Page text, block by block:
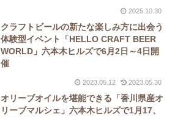
2025.10.30
クラフトビールの新たな楽しみ方に出会う
体験型イベント「HELLO CRAFT BEER
WORLD」六本木ヒルズで6月2日～4日開
催
2023.05.12 2023.05.30
オリーブオイルを堪能できる「香川県産オ
リーブマルシェ」六本木ヒルズで1月17、